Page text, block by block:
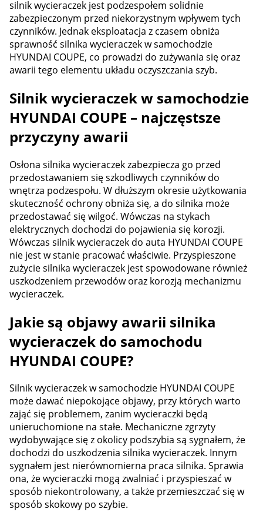
silnik wycieraczek jest podzespołem solidnie
zabezpieczonym przed niekorzystnym wpływem tych
czynników. Jednak eksploatacja z czasem obniża
sprawność silnika wycieraczek w samochodzie
HYUNDAI COUPE, co prowadzi do zużywania się oraz
awarii tego elementu układu oczyszczania szyb.
Silnik wycieraczek w samochodzie
HYUNDAI COUPE – najczęstsze
przyczyny awarii
Osłona silnika wycieraczek zabezpiecza go przed
przedostawaniem się szkodliwych czynników do
wnętrza podzespołu. W dłuższym okresie użytkowania
skuteczność ochrony obniża się, a do silnika może
przedostawać się wilgoć. Wówczas na stykach
elektrycznych dochodzi do pojawienia się korozji.
Wówczas silnik wycieraczek do auta HYUNDAI COUPE
nie jest w stanie pracować właściwie. Przyspieszone
zużycie silnika wycieraczek jest spowodowane również
uszkodzeniem przewodów oraz korozją mechanizmu
wycieraczek.
Jakie są objawy awarii silnika
wycieraczek do samochodu
HYUNDAI COUPE?
Silnik wycieraczek w samochodzie HYUNDAI COUPE
może dawać niepokojące objawy, przy których warto
zająć się problemem, zanim wycieraczki będą
unieruchomione na stałe. Mechaniczne zgrzyty
wydobywające się z okolicy podszybia są sygnałem, że
dochodzi do uszkodzenia silnika wycieraczek. Innym
sygnałem jest nierównomierna praca silnika. Sprawia
ona, że wycieraczki mogą zwalniać i przyspieszać w
sposób niekontrolowany, a także przemieszczać się w
sposób skokowy po szybie.